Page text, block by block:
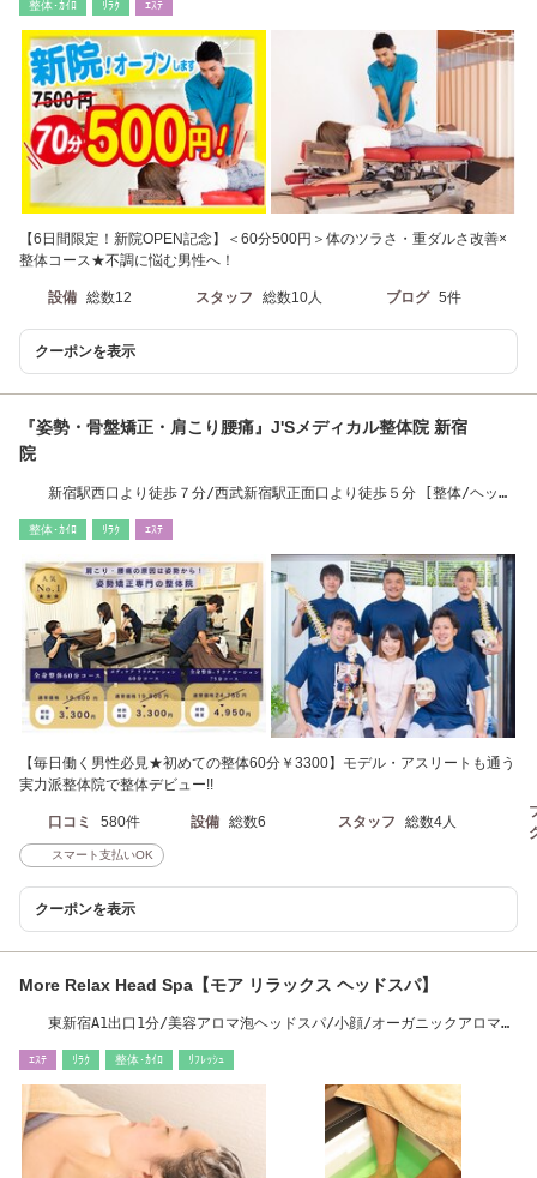
整体･ｶｲﾛ ﾘﾗｸ ｴｽﾃ
【6日間限定！新院OPEN記念】＜60分500円＞体のツラさ・重ダルさ改善×
整体コース★不調に悩む男性へ！
設備 総数12 スタッフ 総数10人 ブログ 5件
クーポンを表示
『姿勢・骨盤矯正・肩こり腰痛』J'Sメディカル整体院 新宿
院
新宿駅西口より徒歩７分/西武新宿駅正面口より徒歩５分 [整体/ヘッド
整体･ｶｲﾛ ﾘﾗｸ ｴｽﾃ
【毎日働く男性必見★初めての整体60分￥3300】モデル・アスリートも通う
実力派整体院で整体デビュー!!
口コミ 580件 設備 総数6 スタッフ 総数4人
スマート支払いOK
クーポンを表示
More Relax Head Spa【モア リラックス ヘッドスパ】
東新宿A1出口1分/美容アロマ泡ヘッドスパ/小顔/オーガニックアロマリ
ｴｽﾃ ﾘﾗｸ 整体･ｶｲﾛ ﾘﾌﾚｯｼｭ